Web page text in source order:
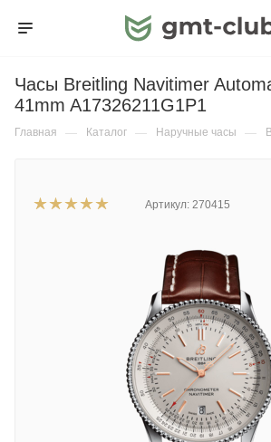
Часы Breitling Navitimer
41mm A17326211G1P1
Главная — Каталог — Наручные часы —
Артикул: 270415